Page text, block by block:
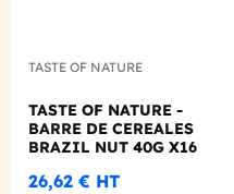
TASTE OF NATURE
TASTE OF NATURE -
BARRE DE CEREALES
BRAZIL NUT 40G X16
26,62 € HT